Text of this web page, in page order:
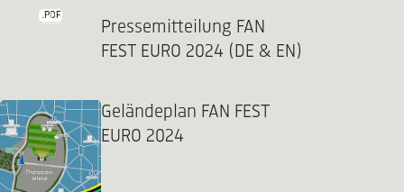
.PDF
Pressemitteilung FAN
FEST EURO 2024 (DE & EN)
Geländeplan FAN FEST
EURO 2024